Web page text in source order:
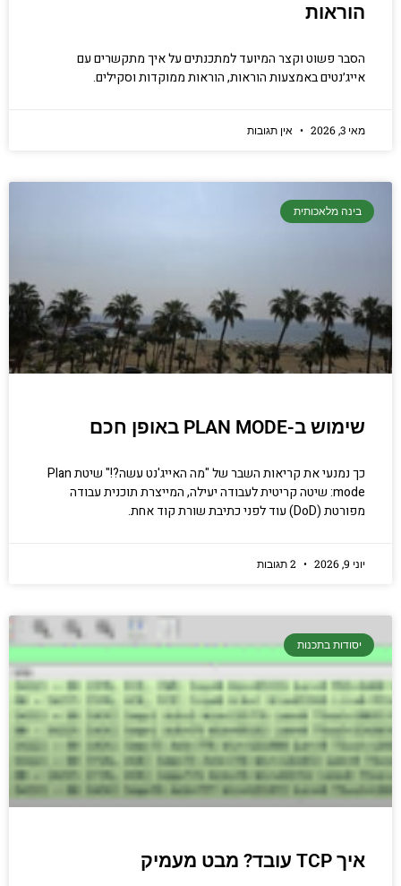
הוראות
הסבר פשוט וקצר המיועד למתכנתים על איך מתקשרים עם
אייג׳נטים באמצעות הוראות, הוראות ממוקדות וסקילים.
מאי 3, 2026 אין תגובות
בינה מלאכותית
שימוש ב-PLAN MODE באופן חכם
כך נמנעי את קריאות השבר של "מה האייג'נט עשה?!" שיטת Plan
mode: שיטה קריטית לעבודה יעילה, המייצרת תוכנית עבודה
מפורטת (DoD) עוד לפני כתיבת שורת קוד אחת.
יוני 9, 2026
יסודות בתכנות
איך TCP עובד? מבט מעמיק